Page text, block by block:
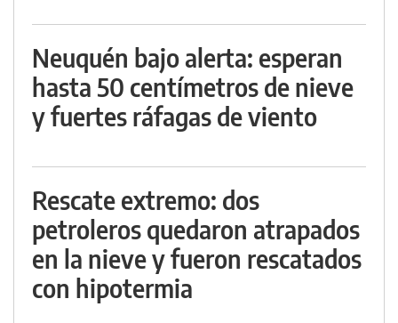
Neuquén bajo alerta: esperan
hasta 50 centímetros de nieve
y fuertes ráfagas de viento
Rescate extremo: dos
petroleros quedaron atrapados
en la nieve y fueron rescatados
con hipotermia